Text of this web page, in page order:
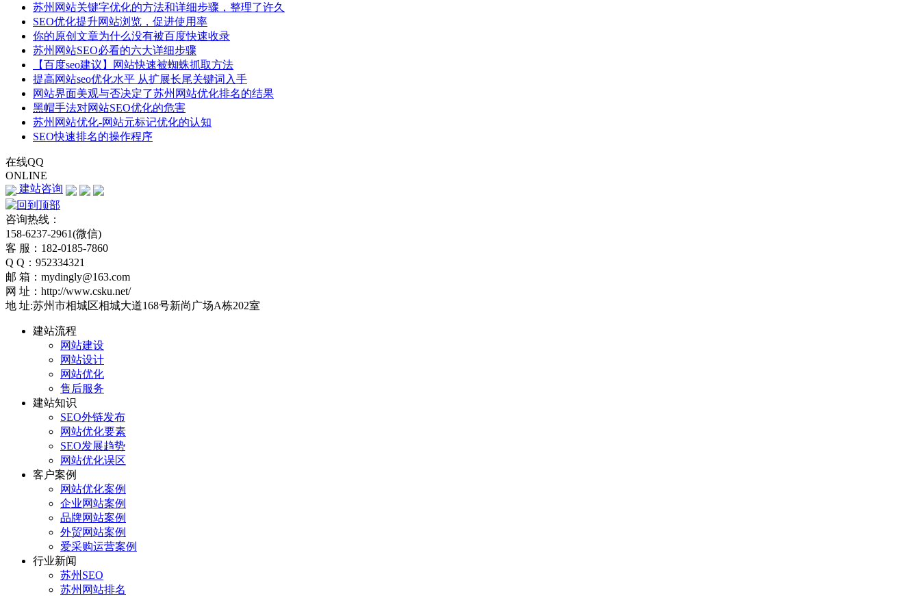
苏州网站关键字优化的方法和详细步骤，整理了许久
SEO优化提升网站浏览，促进使用率
你的原创文章为什么没有被百度快速收录
苏州网站SEO必看的六大详细步骤
【百度seo建议】网站快速被蜘蛛抓取方法
提高网站seo优化水平 从扩展长尾关键词入手
网站界面美观与否决定了苏州网站优化排名的结果
黑帽手法对网站SEO优化的危害
苏州网站优化-网站元标记优化的认知
SEO快速排名的操作程序
在线QQ
ONLINE
建站咨询
咨询热线：
158-6237-2961(微信)
客 服：182-0185-7860
Q Q：952334321
邮 箱：mydingly@163.com
网 址：http://www.csku.net/
地 址:苏州市相城区相城大道168号新尚广场A栋202室
建站流程
网站建设
网站设计
网站优化
售后服务
建站知识
SEO外链发布
网站优化要素
SEO发展趋势
网站优化误区
客户案例
网站优化案例
企业网站案例
品牌网站案例
外贸网站案例
爱采购运营案例
行业新闻
苏州SEO
苏州网站排名